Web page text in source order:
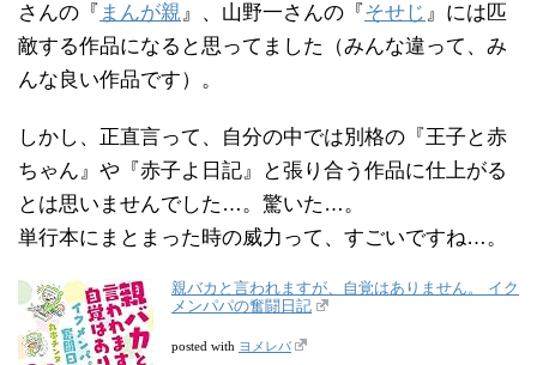
さんの『 まんが親』、山野一さんの『そせじ 』には匹
敵する作品になると思ってました（みんな違って、み
んな良い作品です）。
しかし、正直言って、自分の中では別格の『王子と赤
ちゃん』や『赤子よ日記』と張り合う作品に仕上がる
とは思いませんでした…。驚いた…。
単行本にまとまった時の威力って、すごいですね…。
親バカと言われますが、自覚はありません。 イク
メンパパの奮闘日記
posted with ヨメレバ